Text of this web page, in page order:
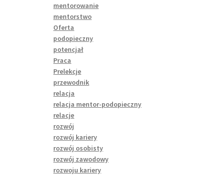
mentorowanie
mentorstwo
Oferta
podopieczny
potencjał
Praca
Prelekcje
przewodnik
relacja
relacja mentor-podopieczny
relacje
rozwój
rozwój kariery
rozwój osobisty
rozwój zawodowy
rozwoju kariery